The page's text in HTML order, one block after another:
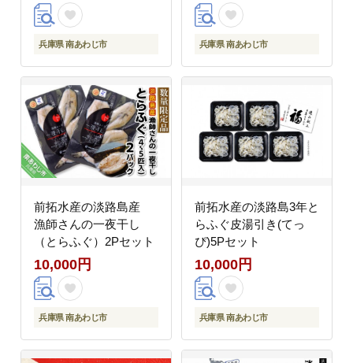
兵庫県 南あわじ市 兵庫県 南あわじ市
前拓水産の淡路島産
漁師さんの一夜干し
（とらふぐ）2Pセット
10,000円
兵庫県 南あわじ市
前拓水産の淡路島3年と
らふぐ皮湯引き(てっ
ぴ)5Pセット
10,000円
兵庫県 南あわじ市